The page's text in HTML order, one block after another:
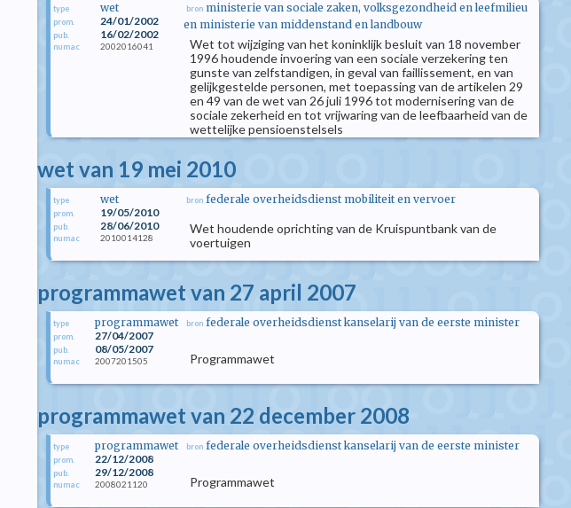
type wet
prom. 24/01/2002
pub. 16/02/2002
numac 2002016041
bron ministerie van sociale zaken, volksgezondheid en leefmilieu
en ministerie van middenstand en landbouw
Wet tot wijziging van het koninklijk besluit van 18 november
1996 houdende invoering van een sociale verzekering ten
gunste van zelfstandigen, in geval van faillissement, en van
gelijkgestelde personen, met toepassing van de artikelen 29
en 49 van de wet van 26 juli 1996 tot modernisering van de
sociale zekerheid en tot vrijwaring van de leefbaarheid van de
wettelijke pensioenstelsels
wet van 19 mei 2010
type wet
prom. 19/05/2010
pub. 28/06/2010
numac 2010014128
bron federale overheidsdienst mobiliteit en vervoer
Wet houdende oprichting van de Kruispuntbank van de
voertuigen
programmawet van 27 april 2007
type programmawet
prom. 27/04/2007
pub. 08/05/2007
numac 2007201505
bron federale overheidsdienst kanselarij van de eerste minister
Programmawet
programmawet van 22 december 2008
type programmawet
prom. 22/12/2008
pub. 29/12/2008
numac 2008021120
bron federale overheidsdienst kanselarij van de eerste minister
Programmawet